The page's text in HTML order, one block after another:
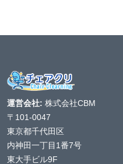
運営会社: 株式会社CBM
〒101-0047
東京都千代田区
内神田一丁目1番7号
東大手ビル9F